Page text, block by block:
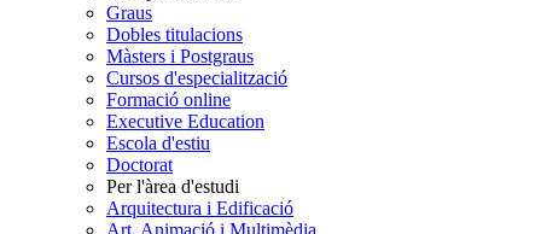
Graus
Dobles titulacions
Màsters i Postgraus
Cursos d'especialització
Formació online
Executive Education
Escola d'estiu
Doctorat
Per l'àrea d'estudi
Arquitectura i Edificació
Art, Animació i Multimèdia